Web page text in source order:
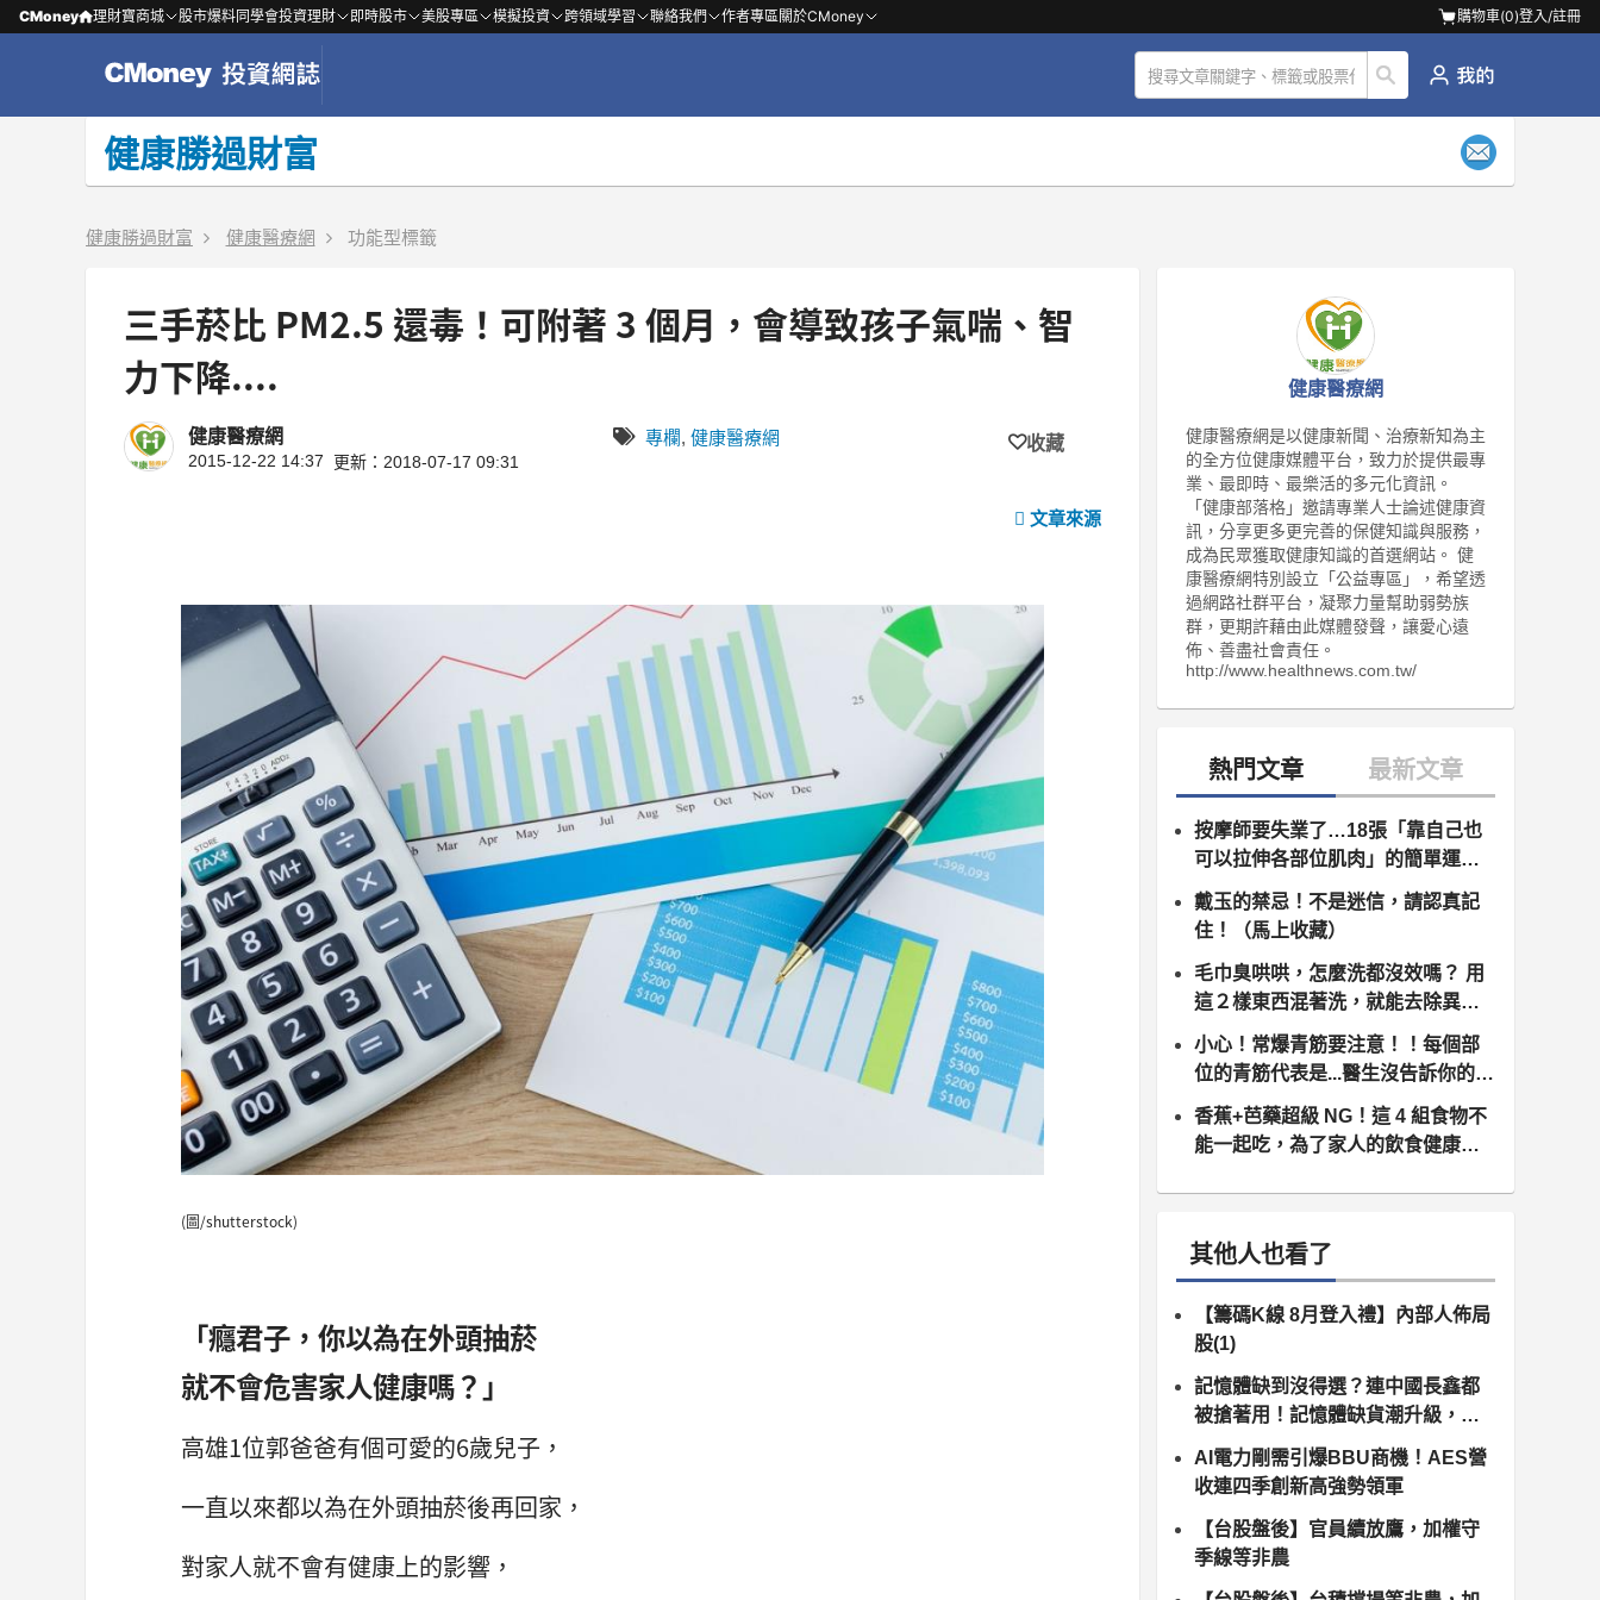
CMoney 理財寶商城 股市爆料同學會投資理財 即時股市 美股專區 模擬投資 跨領域學習 聯絡我們 作者專區關於CMoney 購物車(0)登入/註冊
健康勝過財富
健康勝過財富 健康醫療網 功能型標籤
三手菸比 PM2.5 還毒！可附著 3 個月，會導致孩子氣喘、智
力下降....
健康醫療網
2015-12-22 14:37 更新：2018-07-17 09:31
專欄, 健康醫療網 收藏
文章來源
(圖/shutterstock)
「癮君子，你以為在外頭抽菸
就不會危害家人健康嗎？」
高雄1位郭爸爸有個可愛的6歲兒子，
一直以來都以為在外頭抽菸後再回家，
對家人就不會有健康上的影響，
健康醫療網
健康醫療網是以健康新聞、治療新知為主
的全方位健康媒體平台，致力於提供最專
業、最即時、最樂活的多元化資訊。
「健康部落格」邀請專業人士論述健康資
訊，分享更多更完善的保健知識與服務，
成為民眾獲取健康知識的首選網站。 健
康醫療網特別設立「公益專區」，希望透
過網路社群平台，凝聚力量幫助弱勢族
群，更期許藉由此媒體發聲，讓愛心遠
佈、善盡社會責任。
http://www.healthnews.com.tw/
按摩師要失業了…18張「靠自己也
可以拉伸各部位肌肉」的簡單運動
圖！（內含拉筋塑身秘笈圖
戴玉的禁忌！不是迷信，請認真記
住！（馬上收藏）
毛巾臭哄哄，怎麼洗都沒效嗎？ 用
這２樣東西混著洗，就能去除異味
和黏膩！
小心！常爆青筋要注意！！每個部
位的青筋代表是...醫生沒告訴你的祕
密！
香蕉+芭藥超級 NG！這 4 組食物不
能一起吃，為了家人的飲食健康，
其他人也看了
【籌碼K線 8月登入禮】內部人佈局
股(1)
記憶體缺到沒得選？連中國長鑫都
被搶著用！記憶體缺貨潮升級，南
亞科、群聯領軍噴發
AI電力剛需引爆BBU商機！AES營
收連四季創新高強勢領軍
【台股盤後】官員續放鷹，加權守
季線等非農